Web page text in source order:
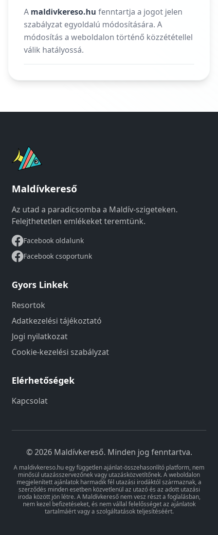
A maldivkereso.hu fenntartja a jogot jelen
szabályzat egyoldalú módosítására. A
módosítás a weboldalon történő közzététellel
válik hatályossá.
Maldívkereső
Az utad a paradicsomba a Maldív-szigeteken.
Felejthetetlen emlékeket teremtünk.
Facebook oldalunk
Facebook csoportunk
Gyors Linkek
Resortok
Adatkezelési tájékoztató
Jogi nyilatkozat
Cookie-kezelési szabályzat
Elérhetőségek
Kapcsolat
© 2026 Maldívkereső. Minden jog fenntartva.
A maldivkereso.huegy független ajánlat-összehasonlító platform, nem
minősül utazásszervezőnek vagy utazásközvetítőnek. A weboldalon
megjelenített ajánlatok harmadik fél utazási irodáktól származnak, a
szerződés minden esetben közvetlenül az utazó és az adott utazási
iroda között jön létre. A Maldívkereső nem vesz részt a foglalásban,
nem kezel befizetéseket, és nem vállal felelősséget az ajánlatok
tartalmáért vagy a szolgáltatások teljesítéséért.